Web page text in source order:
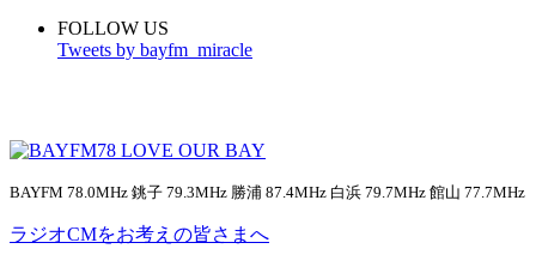
FOLLOW US
Tweets by bayfm_miracle
BAYFM 78.0MHz 銚子 79.3MHz 勝浦 87.4MHz 白浜 79.7MHz 館山 77.7MHz
ラジオCMをお考えの皆さまへ